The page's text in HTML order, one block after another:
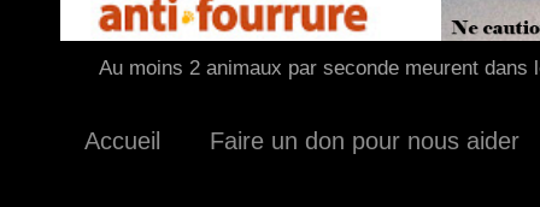
Au moins 2 animaux par seconde meurent
Accueil Faire un don pour nous aider